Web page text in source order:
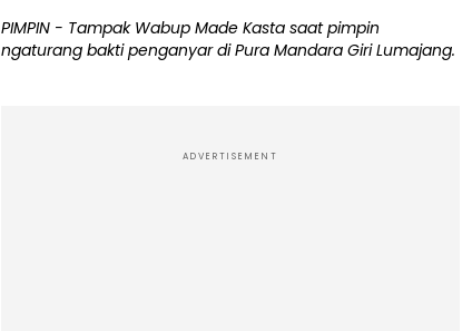
PIMPIN - Tampak Wabup Made Kasta saat pimpin
ngaturang bakti penganyar di Pura Mandara Giri Lumajang.
ADVERTISEMENT